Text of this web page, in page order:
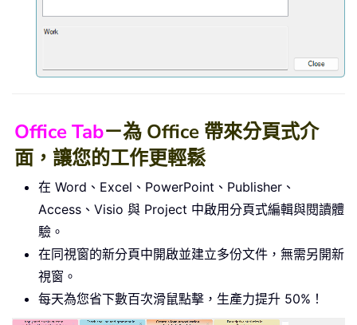
Office Tab－為 Office 帶來分頁式介
面，讓您的工作更輕鬆
在 Word、Excel、PowerPoint、Publisher、
Access、Visio 與 Project 中啟用分頁式編輯與閱讀體
驗。
在同視窗的新分頁中開啟並建立多份文件，無需另開新
視窗。
每天為您省下數百次滑鼠點擊，生產力提升 50%！